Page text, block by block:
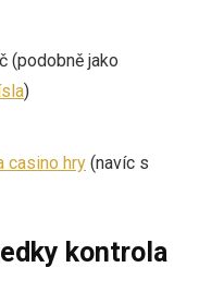
(podobně jako
)
casino hry (navíc s
kontrola